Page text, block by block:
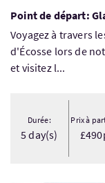
Point de départ:
Voyagez à travers
d'Écosse lors de
et visitez l...
Durée:
5 day(s)
Prix à